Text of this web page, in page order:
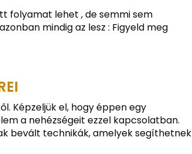
folyamat lehet , de semmi sem
mindig az lesz : Figyeld meg
Képzeljük el, hogy éppen egy
a nehézségeit ezzel kapcsolatban.
bevált technikák, amelyek segíthetnek